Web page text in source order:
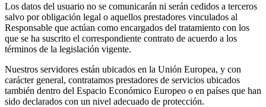
Los datos del usuario no se comunicarán ni serán cedidos a terceros
salvo por obligación legal o aquellos prestadores vinculados al
Responsable que actúan como encargados del tratamiento con los
que se ha suscrito el correspondiente contrato de acuerdo a los
términos de la legislación vigente.
Nuestros servidores están ubicados en la Unión Europea, y con
carácter general, contratamos prestadores de servicios ubicados
también dentro del Espacio Económico Europeo o en países que han
sido declarados con un nivel adecuado de protección.